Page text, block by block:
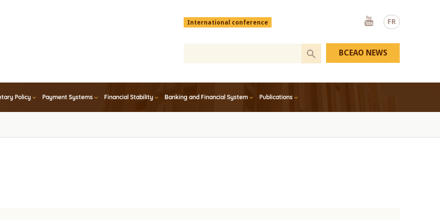
FR
Menu
top
International conference
Youtube
Policy Payment Systems Financial Stability Banking and Financial System Publications
BCEAO NEWS